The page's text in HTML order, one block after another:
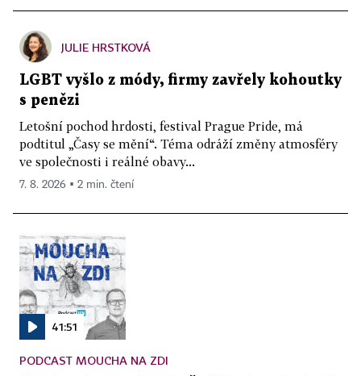
JULIE HRSTKOVÁ
LGBT vyšlo z módy, firmy zavřely kohoutky
s penězi
Letošní pochod hrdosti, festival Prague Pride, má
podtitul „Časy se mění“. Téma odráží změny atmosféry
ve společnosti i reálné obavy...
7. 8. 2026 ▪ 2 min. čtení
41:51
PODCAST MOUCHA NA ZDI